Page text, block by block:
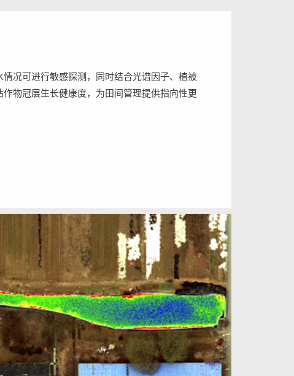
况可进行敏感探测，同时结合光谱因子、植被
物冠层生长健康度，为田间管理提供指向性更